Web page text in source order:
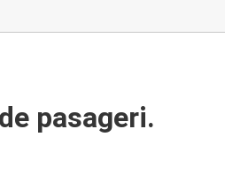
pasageri.